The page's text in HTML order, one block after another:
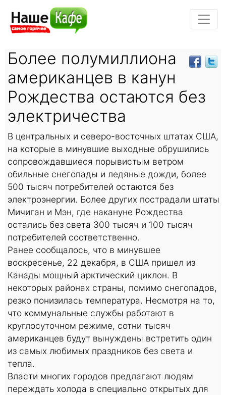
Более полумиллиона
американцев в канун
Рождества остаются без
электричества
В центральных и северо-восточных штатах США,
на которые в минувшие выходные обрушились
сопровождавшиеся порывистым ветром
обильные снегопады и ледяные дожди, более
500 тысяч потребителей остаются без
электроэнергии. Более других пострадали штаты
Мичиган и Мэн, где накануне Рождества
остались без света 300 тысяч и 100 тысяч
потребителей соответственно.
Ранее сообщалось, что в минувшее
воскресенье, 22 декабря, в США пришел из
Канады мощный арктический циклон. В
некоторых районах страны, помимо снегопадов,
резко понизилась температура. Несмотря на то,
что коммунальные службы работают в
круглосуточном режиме, сотни тысяч
американцев будут вынуждены встретить один
из самых любимых праздников без света и
тепла.
Власти многих городов предлагают людям
переждать холода в специально открытых для